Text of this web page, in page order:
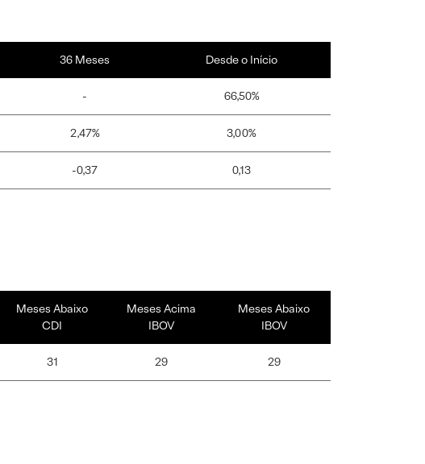
36 Meses Desde o Início
- 66,50%
2,47% 3,00%
-0,37 0,13
Meses Abaixo
CDI
Meses Acima
IBOV
Meses Abaixo
IBOV
31 29 29